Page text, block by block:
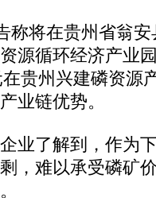
将在贵州省翁安
源循环经济产业
贵州兴建磷资源
业链优势。
了解到，作为
，难以承受磷矿